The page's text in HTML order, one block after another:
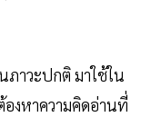
ภาวะปกติ มาใช้ใน
งหาความคิดอ่านที่